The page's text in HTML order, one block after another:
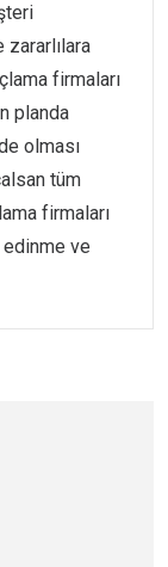
firmaları
planda
olması
tüm
firmaları
ve